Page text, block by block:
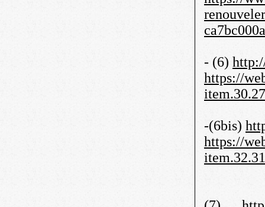
- (6)
https://
-(6bis)
https://
item.32.31